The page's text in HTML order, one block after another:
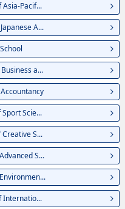
Pacif...
A...
a...
Scie...
S...
S...
Internatio...